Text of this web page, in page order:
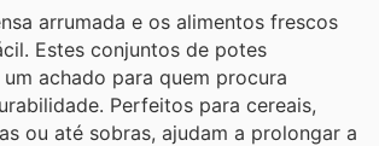
arrumada e os alimentos frescos
Estes conjuntos de potes
achado para quem procura
Perfeitos para cereais,
ou até sobras, ajudam a prolongar a